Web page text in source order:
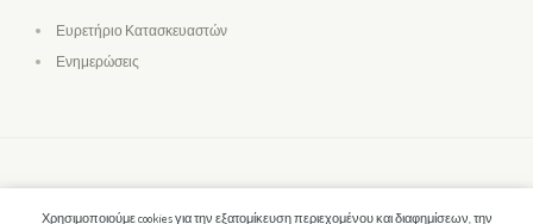
Χρησιμοποιούμε cookies για την εξατομίκευση περιεχομένου και διαφημίσεων, την
Ευρετήριο Κατασκευαστών
Ενημερώσεις